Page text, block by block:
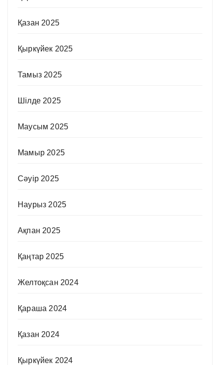
Қазан 2025
Қыркүйек 2025
Тамыз 2025
Шілде 2025
Маусым 2025
Мамыр 2025
Сәуір 2025
Наурыз 2025
Ақпан 2025
Қаңтар 2025
Желтоқсан 2024
Қараша 2024
Қазан 2024
Қыркүйек 2024